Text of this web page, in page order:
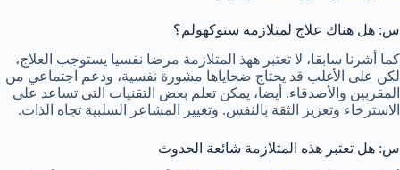
س: هل هناك علاج لمتلازمة ستوكهولم؟
كما أشرنا سابقا، لا تعتبر ههذ المتلازمة مرضا نفسيا يستوجب العلاج،
لكن على الأغلب قد يحتاج ضحاياها مشورة نفسية، ودعم اجتماعي من
المقربين والأصدقاء. أيضا، يمكن تعلم بعض التقنيات التي تساعد على
الاسترخاء وتعزيز الثقة بالنفس. وتغيير المشاعر السلبية تجاه الذات.
س: هل تعتبر هذه المتلازمة شائعة الحدوث